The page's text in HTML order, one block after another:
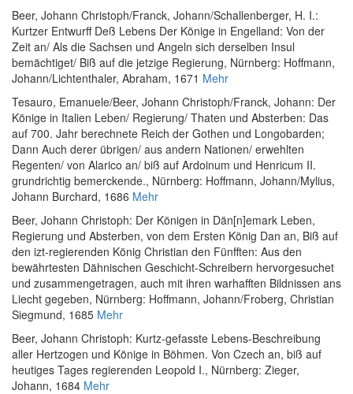
Beer, Johann Christoph/Franck, Johann/Schallenberger, H. I.:
Kurtzer Entwurff Deß Lebens Der Könige in Engelland: Von der
Zeit an/ Als die Sachsen und Angeln sich derselben Insul
bemächtiget/ Biß auf die jetzige Regierung, Nürnberg: Hoffmann,
Johann/Lichtenthaler, Abraham, 1671 Mehr
Tesauro, Emanuele/Beer, Johann Christoph/Franck, Johann: Der
Könige in Italien Leben/ Regierung/ Thaten und Absterben: Das
auf 700. Jahr berechnete Reich der Gothen und Longobarden;
Dann Auch derer übrigen/ aus andern Nationen/ erwehlten
Regenten/ von Alarico an/ biß auf Ardoinum und Henricum II.
grundrichtig bemerckende., Nürnberg: Hoffmann, Johann/Mylius,
Johann Burchard, 1686 Mehr
Beer, Johann Christoph: Der Königen in Dän[n]emark Leben,
Regierung und Absterben, von dem Ersten König Dan an, Biß auf
den izt-regierenden König Christian den Fünfften: Aus den
bewährtesten Dähnischen Geschicht-Schreibern hervorgesuchet
und zusammengetragen, auch mit ihren warhafften Bildnissen ans
Liecht gegeben, Nürnberg: Hoffmann, Johann/Froberg, Christian
Siegmund, 1685 Mehr
Beer, Johann Christoph: Kurtz-gefasste Lebens-Beschreibung
aller Hertzogen und Könige in Böhmen. Von Czech an, biß auf
heutiges Tages regierenden Leopold I., Nürnberg: Zieger,
Johann, 1684 Mehr